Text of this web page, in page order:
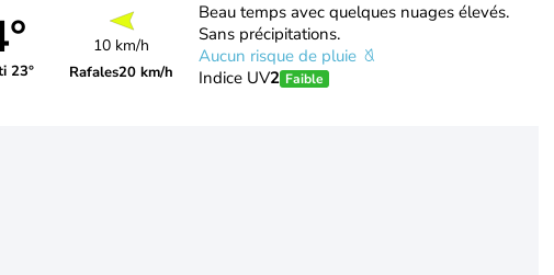
23°
10 km/h
Rafales20 km/h
Beau temps avec quelques nuages élevés.
Sans précipitations.
Aucun risque de pluie
Indice UV2 Faible